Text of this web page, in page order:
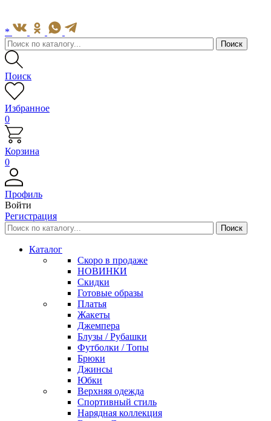
*
Поиск
Избранное
0
Корзина
0
Профиль
Войти
Регистрация
Каталог
Скоро в продаже
НОВИНКИ
Скидки
Готовые образы
Платья
Жакеты
Джемпера
Блузы / Рубашки
Футболки / Топы
Брюки
Джинсы
Юбки
Верхняя одежда
Спортивный стиль
Нарядная коллекция